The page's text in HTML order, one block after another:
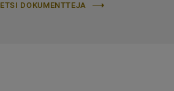
ETSI DOKUMENTTEJA